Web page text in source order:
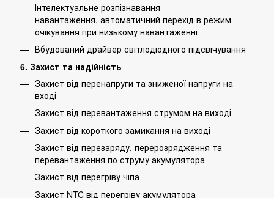
Інтелектуальне розпізнавання
навантаження, автоматичний перехід в режим
очікування при низькому навантаженні
Вбудований драйвер світлодіодного підсвічування
6. Захист та надійність
Захист від перенапруги та зниженої напруги на
вході
Захист від перевантаження струмом на виході
Захист від короткого замикання на виході
Захист від перезаряду, перерозрядження та
перевантаження по струму акумулятора
Захист від перегріву чіпа
Захист NTC від перегріву акумулятора